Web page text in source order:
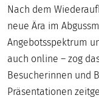
Main
IHR
BESUCH
ANTIKE
FÜR
ALLE
Nach dem
neue Ära im
Angebotsspektrum
auch online – zog
Besucherinnen und
Präsentationen